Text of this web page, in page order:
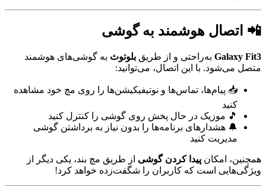
📲 اتصال هوشمند به گوشی
Galaxy Fit3 به‌راحتی و از طریق بلوتوث به گوشی‌های هوشمند
متصل می‌شود. با این اتصال، می‌توانید:
📥 پیام‌ها، تماس‌ها و نوتیفیکیشن‌ها را روی مچ خود مشاهده
کنید
🎵 موزیک در حال پخش روی گوشی را کنترل کنید
🔔 هشدارهای برنامه‌ها را بدون نیاز به برداشتن گوشی
مدیریت کنید
همچنین، امکان پیدا کردن گوشی از طریق مچ بند، یکی دیگر از
ویژگی‌هایی است که کاربران را شگفت‌زده خواهد کرد!